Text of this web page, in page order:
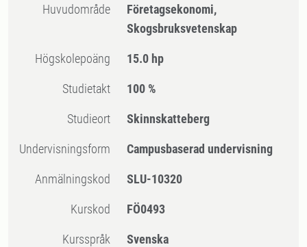
Huvudområde
Företagsekonomi,
Skogsbruksvetenskap
högskolepoäng 15.0 hp
Studietakt 100 %
Studieort Skinnskatteberg
Undervisningsform Campusbaserad undervisning
Anmälningskod SLU-10320
Kurskod FÖ0493
Kursspråk Svenska